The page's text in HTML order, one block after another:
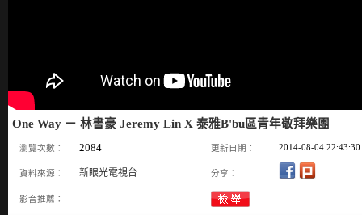
One Way － 林書豪 Jeremy Lin X 泰雅B'bu區青年敬拜樂團
瀏覽次數： 2084 更新日期： 2014-08-04 22:43:30
資料來源： 新眼光電視台 分享：
影音推薦：